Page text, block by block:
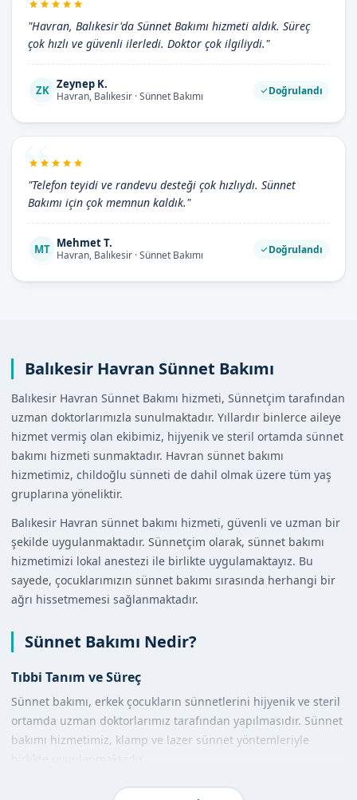
"Havran, Balıkesir'da Sünnet Bakımı hizmeti aldık. Süreç
çok hızlı ve güvenli ilerledi. Doktor çok ilgiliydi."
ZK Zeynep K.
Havran, Balıkesir · Sünnet Bakımı Doğrulandı
"Telefon teyidi ve randevu desteği çok hızlıydı. Sünnet
Bakımı için çok memnun kaldık."
MT Mehmet T.
Havran, Balıkesir · Sünnet Bakımı Doğrulandı
Balıkesir Havran Sünnet Bakımı
Balıkesir Havran Sünnet Bakımı hizmeti, Sünnetçim tarafından
uzman doktorlarımızla sunulmaktadır. Yıllardır binlerce aileye
hizmet vermiş olan ekibimiz, hijyenik ve steril ortamda sünnet
bakımı hizmeti sunmaktadır. Havran sünnet bakımı
hizmetimiz, childoğlu sünneti de dahil olmak üzere tüm yaş
gruplarına yöneliktir.
Balıkesir Havran sünnet bakımı hizmeti, güvenli ve uzman bir
şekilde uygulanmaktadır. Sünnetçim olarak, sünnet bakımı
hizmetimizi lokal anestezi ile birlikte uygulamaktayız. Bu
sayede, çocuklarımızın sünnet bakımı sırasında herhangi bir
ağrı hissetmemesi sağlanmaktadır.
Sünnet Bakımı Nedir?
Tıbbi Tanım ve Süreç
Sünnet bakımı, erkek çocukların sünnetlerini hijyenik ve steril
ortamda uzman doktorlarımız tarafından yapılmasıdır. Sünnet
bakımı hizmetimiz, klamp ve lazer sünnet yöntemleriyle
Diğer Yöntemlerle Karşılaştırma